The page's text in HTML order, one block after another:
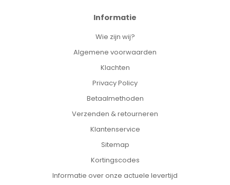
Informatie
Wie zijn wij?
Algemene voorwaarden
Klachten
Privacy Policy
Betaalmethoden
Verzenden & retourneren
Klantenservice
Sitemap
Kortingscodes
Informatie over onze actuele levertijd